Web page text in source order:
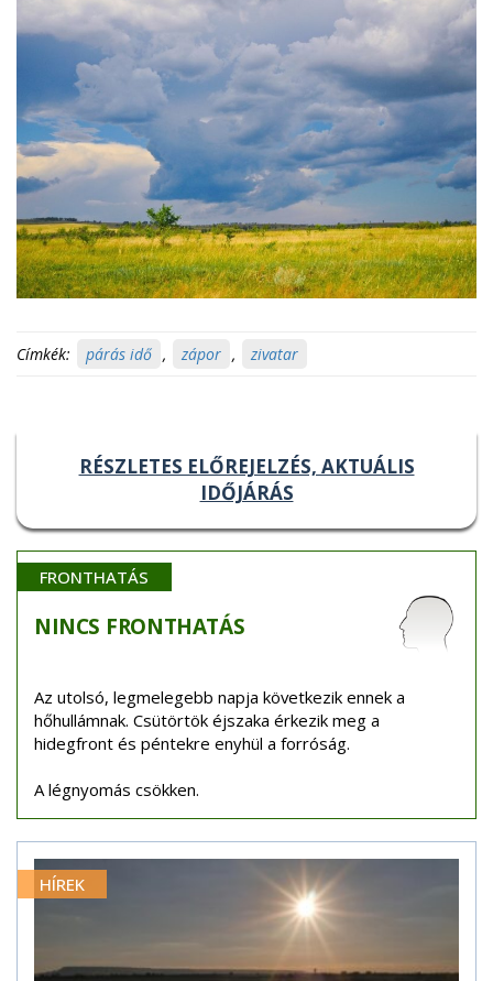
Címkék: párás idő , zápor , zivatar
RÉSZLETES ELŐREJELZÉS, AKTUÁLIS
IDŐJÁRÁS
FRONTHATÁS
NINCS FRONTHATÁS
Az utolsó, legmelegebb napja következik ennek a
hőhullámnak. Csütörtök éjszaka érkezik meg a
hidegfront és péntekre enyhül a forróság.
A légnyomás csökken.
HÍREK